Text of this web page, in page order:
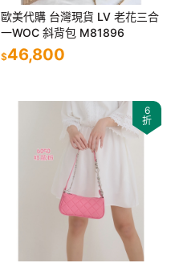
歐美代購 台灣現貨 LV 老花三合
一WOC 斜背包 M81896
$46,800
6
折